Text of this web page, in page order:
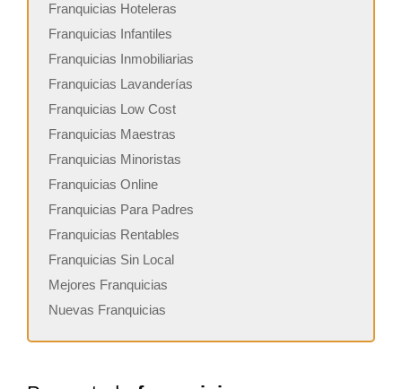
Franquicias Hoteleras
Franquicias Infantiles
Franquicias Inmobiliarias
Franquicias Lavanderías
Franquicias Low Cost
Franquicias Maestras
Franquicias Minoristas
Franquicias Online
Franquicias Para Padres
Franquicias Rentables
Franquicias Sin Local
Mejores Franquicias
Nuevas Franquicias